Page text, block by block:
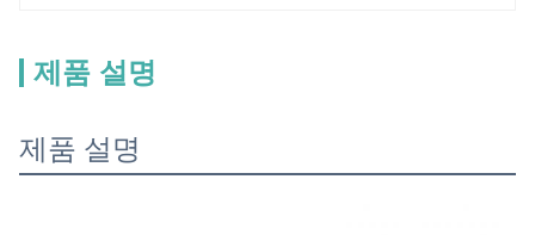
제품 설명
제품 설명